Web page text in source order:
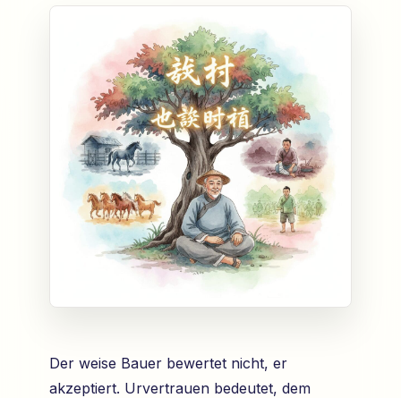
Der weise Bauer bewertet nicht, er
akzeptiert. Urvertrauen bedeutet, dem